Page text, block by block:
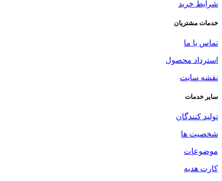
شرایط خرید
خدمات مشتریان
تماس با ما
استرداد محصول
نقشه سایت
سایر خدمات
تولید کنندگان
شخصیت ها
موضوعات
کارت هدیه